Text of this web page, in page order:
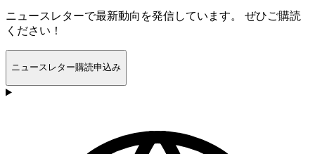
ニュースレターで最新動向を発信しています。 ぜひご購読
ください！
ニュースレター購読申込み